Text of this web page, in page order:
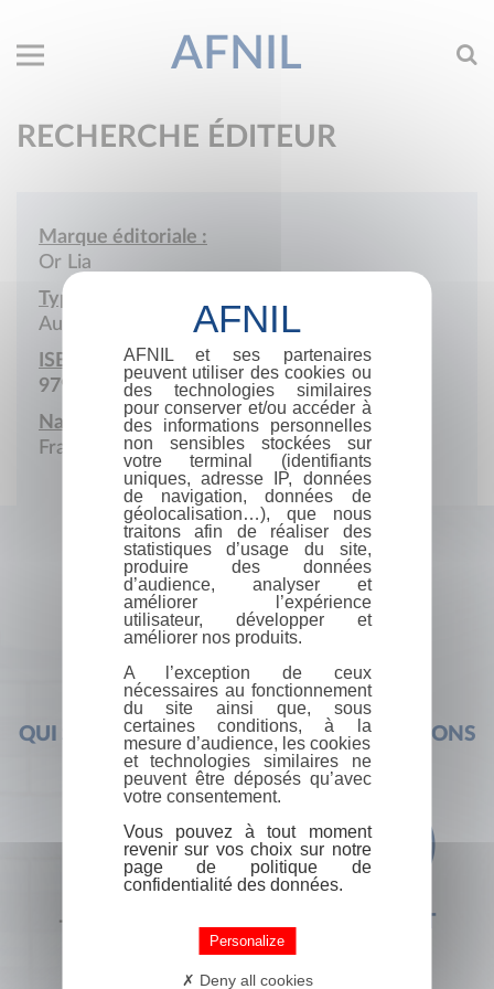
AFNIL
RECHERCHE ÉDITEUR
Marque éditoriale :
Or Lia
Type de société :
Auto-édition
ISBN :
979-10-980356
Nationalité :
France
QUI SOMMES-NOUS ? FOIRE AUX QUESTIONS
+33 (0) 1 44 41 29 19 CONTACT
AFNIL et ses partenaires
peuvent utiliser des cookies ou
des technologies similaires
pour conserver et/ou accéder à
des informations personnelles
non sensibles stockées sur
votre terminal (identifiants
uniques, adresse IP, données
de navigation, données de
géolocalisation…), que nous
traitons afin de réaliser des
statistiques d’usage du site,
produire des données
d’audience, analyser et
améliorer l’expérience
utilisateur, développer et
améliorer nos produits.
A l’exception de ceux
nécessaires au fonctionnement
du site ainsi que, sous
certaines conditions, à la
mesure d’audience, les cookies
et technologies similaires ne
peuvent être déposés qu’avec
votre consentement.
Vous pouvez à tout moment
revenir sur vos choix sur notre
page de politique de
confidentialité des données.
Personalize
Deny all cookies